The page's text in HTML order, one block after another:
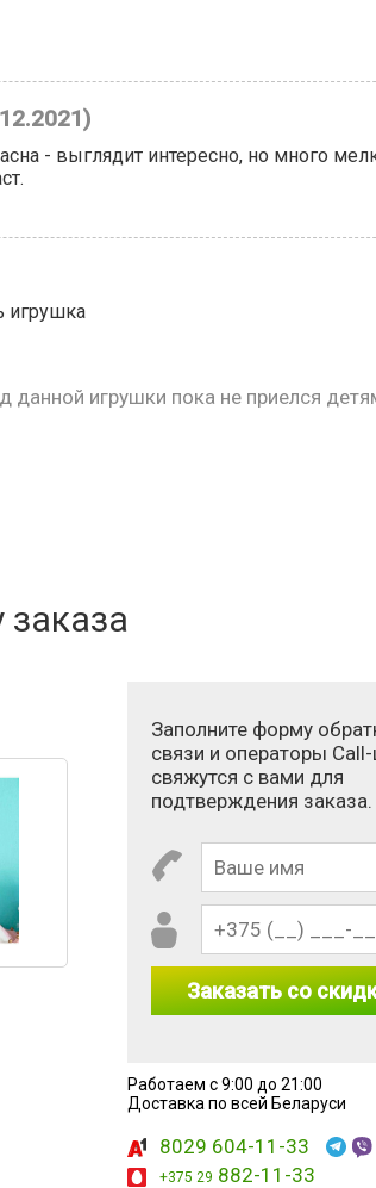
- выглядит интересно, но много
игрушка
данной игрушки пока не приелся
Заполните форму
связи и операторы
свяжутся с вами для
подтверждения заказа.
Заказать со
Работаем с 9:00 до 21:00
Доставка по всей Беларуси
8029 604-11-33
+375 29 882-11-33